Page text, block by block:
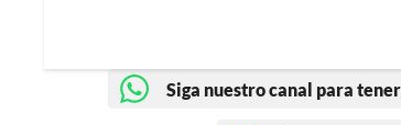
Siga nuestro canal para